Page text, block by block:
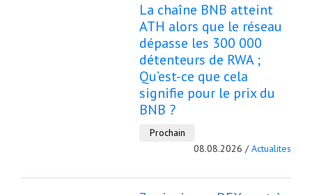
La chaîne BNB atteint
ATH alors que le réseau
dépasse les 300 000
détenteurs de RWA ;
Qu’est-ce que cela
signifie pour le prix du
BNB ?
Prochain
08.08.2026 /Actualites